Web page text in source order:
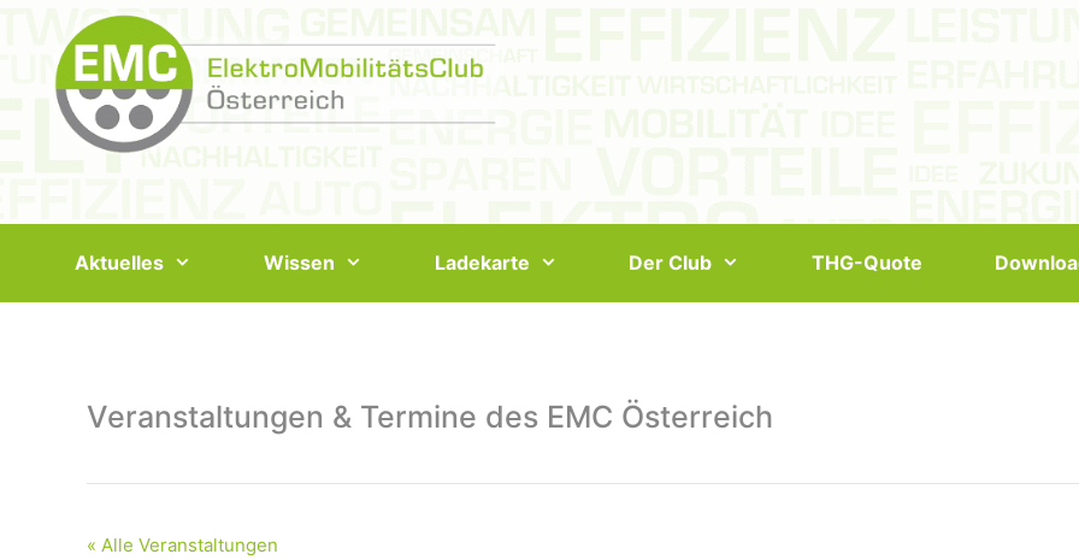
Aktuelles Wissen Ladekarte Der Club THG-Quote
Veranstaltungen & Termine des EMC Österreich
« Alle Veranstaltungen